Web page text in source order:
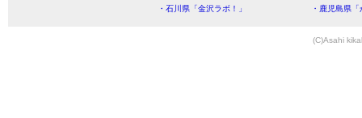
・石川県「金沢ラボ！」
・鹿児島県
(C)Asahi